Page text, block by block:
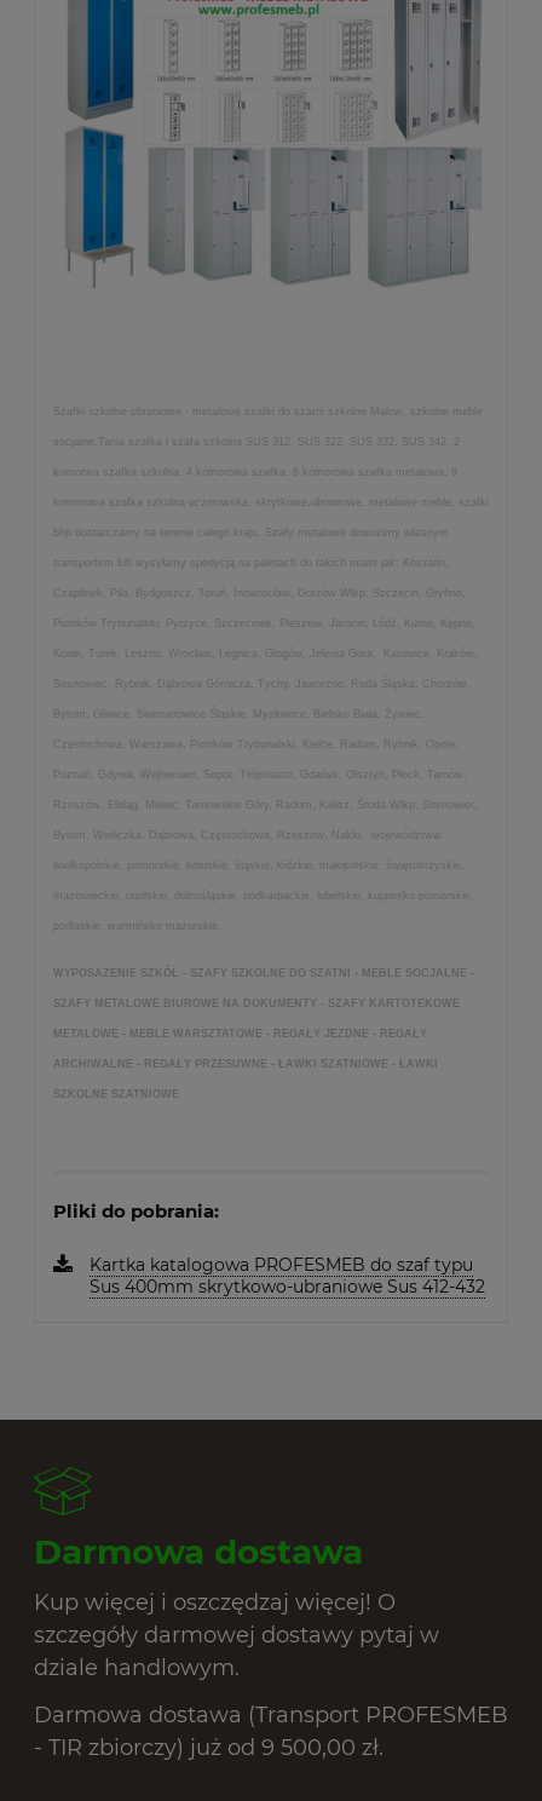
Szafki szkolne ubraniowe - metalowe szafki do szatni szkolne Malow, szkolne meble
socjalne,Tania szafka i szafa szkolna SUS 312, SUS 322, SUS 332, SUS 342, 2
komorwa szafka szkolna, 4 komorowa szafka, 6 komorowa szafka metalowa, 8
komorowa szafka szkolna uczniowska, skrytkowe,ubraniowe, metalowe meble, szafki
bhp dostarczamy na terenie całego kraju. Szafy metalowe dowozimy własnym
transportem lub wysyłamy spedycją na paletach do takich miast jak: Koszalin,
Czaplinek, Piła, Bydgoszcz, Toruń, Inowrocław, Gorzów Wlkp, Szczecin, Gryfino,
Piotrków Trybunalski, Pyrzyce, Szczecinek, Pleszew, Jarocin, Łódź, Kutno, Kępno,
Konin, Turek, Leszno, Wrocław, Legnica, Głogów, Jelenia Góra, Katowice, Kraków,
Sosnowiec, Rybnik, Dąbrowa Górnicza, Tychy, Jaworzno, Ruda Śląska, Chorzów,
Bytom, Gliwice, Siemianowice Śląskie, Mysłowice, Bielsko Biała, Żywiec,
Częstochowa, Warszawa, Piotrków Trybunalski, Kielce, Radom, Rybnik, Opole,
Poznań, Gdynia, Wejherowo, Sopot, Trójmiasto, Gdańsk, Olsztyn, Płock, Tarnów,
Rzeszów, Elbląg, Mielec, Tarnowskie Góry, Radom, Kalisz, Środa Wlkp, Sosnowiec,
Bytom, Wieliczka, Dąbrowa, Częstochowa, Rzeszów, Nakło, województwa:
wielkopolskie, pomorskie, lubuskie, śląskie, łódzkie, małopolskie, świętokrzyskie,
mazowieckie, opolskie, dolnośląskie, podkarpackie, lubelskie, kujawsko pomorskie,
podlaskie, warmińsko mazurskie.
WYPOSAŻENIE SZKÓŁ - SZAFY SZKOLNE DO SZATNI - MEBLE SOCJALNE -
SZAFY METALOWE BIUROWE NA DOKUMENTY - SZAFY KARTOTEKOWE
METALOWE - MEBLE WARSZTATOWE - REGAŁY JEZDNE - REGAŁY
ARCHIWALNE - REGAŁY PRZESUWNE - ŁAWKI SZATNIOWE - ŁAWKI
SZKOLNE SZATNIOWE
Pliki do pobrania:
Kartka katalogowa PROFESMEB do szaf typu
Sus 400mm skrytkowo-ubraniowe Sus 412-432
Darmowa dostawa
Kup więcej i oszczędzaj więcej! O
szczegóły darmowej dostawy pytaj w
dziale handlowym.
Darmowa dostawa (Transport PROFESMEB
- TIR zbiorczy) już od 9 500,00 zł.